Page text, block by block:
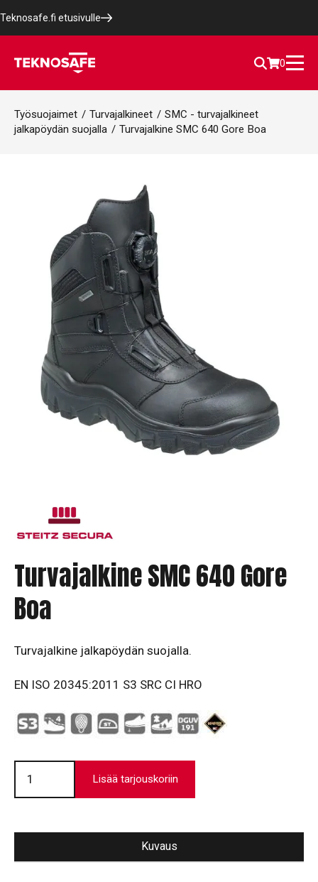
Teknosafe.fi etusivulle
0
Työsuojaimet / Turvajalkineet / SMC - turvajalkineet
jalkapöydän suojalla / Turvajalkine SMC 640 Gore Boa
Turvajalkine SMC 640 Gore
Boa
Turvajalkine jalkapöydän suojalla.
EN ISO 20345:2011 S3 SRC CI HRO
Turvajalkine
SMC
Gore
Lisää tarjouskoriin
Kuvaus